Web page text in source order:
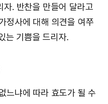
자. 반찬을 만들어 달라고
정사에 대해 의견을 여쭈
는 기쁨을 드리자.
느냐에 따라 효도가 될 수